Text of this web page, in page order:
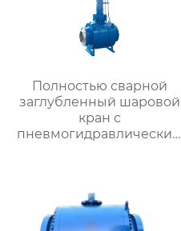
Полностью сварной
заглубленный шаровой
кран с
пневмогидравлическим